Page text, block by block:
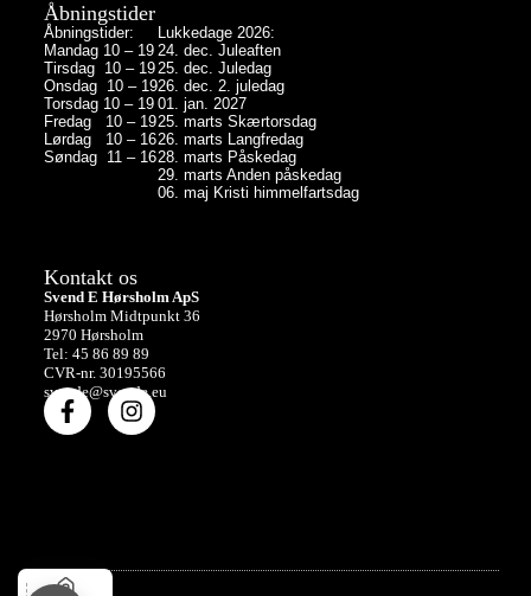
Åbningstider
Åbningstider:
Mandag 10 – 19
Tirsdag 10 – 19
Onsdag 10 – 19
Torsdag 10 – 19
Fredag 10 – 19
Lørdag 10 – 16
Søndag 11 – 16
Lukkedage 2026:
24. dec. Juleaften
25. dec. Juledag
26. dec. 2. juledag
01. jan. 2027
25. marts Skærtorsdag
26. marts Langfredag
28. marts Påskedag
29. marts Anden påskedag
06. maj Kristi himmelfartsdag
Kontakt os
Svend E Hørsholm ApS
Hørsholm Midtpunkt 36
2970 Hørsholm
Tel: 45 86 89 89
CVR-nr. 30195566
svende@svende.eu